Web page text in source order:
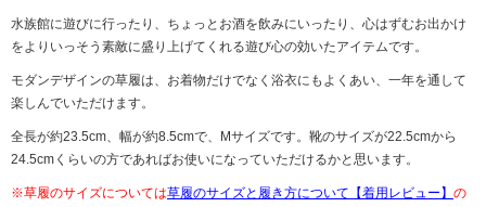
水族館に遊びに行ったり、ちょっとお酒を飲みにいったり、心はずむお出かけ
をよりいっそう素敵に盛り上げてくれる遊び心の効いたアイテムです。
モダンデザインの草履は、お着物だけでなく浴衣にもよくあい、一年を通して
楽しんでいただけます。
全長が約23.5cm、幅が約8.5cmで、Mサイズです。靴のサイズが22.5cmから
24.5cmくらいの方であればお使いになっていただけるかと思います。
※草履のサイズについては草履のサイズと履き方について【着用レビュー】 の